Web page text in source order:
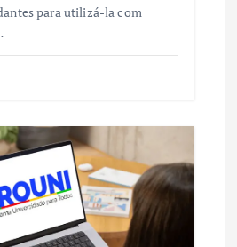
para utilizá-la com